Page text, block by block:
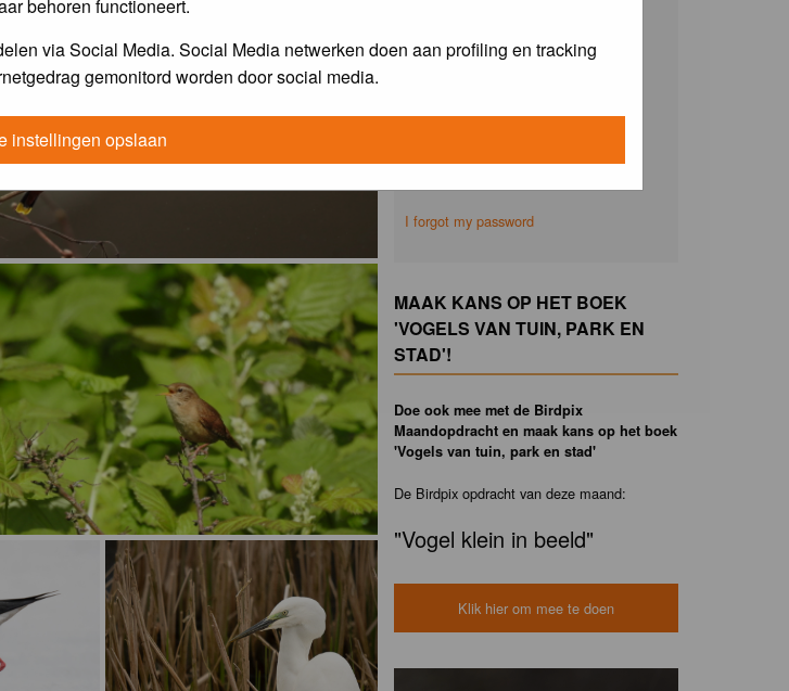
behoren functioneert.
via Social Media. Social Media netwerken doen aan profiling en tracking
gemonitord worden door social media.
instellingen opslaan
I forgot my password
MAAK KANS OP HET BOEK
'VOGELS VAN TUIN, PARK EN
STAD'!
Doe ook mee met de Birdpix
Maandopdracht en maak kans op het boek
'Vogels van tuin, park en stad'
De Birdpix opdracht van deze maand:
"Vogel klein in beeld"
Klik hier om mee te doen